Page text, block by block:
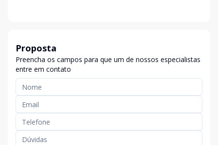
Proposta
Preencha os campos para que um de nossos especialistas
entre em contato